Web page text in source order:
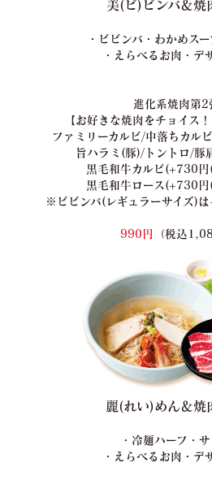
美(ビ)ビンバ＆焼
・ビビンバ・わかめス
・えらべるお肉・デ
進化系焼肉第2
【お好きな焼肉をチョイス
ファミリーカルビ/中落ちカル
旨ハラミ(豚)/トントロ/豚
黒毛和牛カルビ(+730
黒毛和牛ロース(+730
※ビビンバ(レギュラーサイズ)
990円 （税込
麗(れい)めん＆焼
・冷麺ハーフ・サ
・えらべるお肉・デ